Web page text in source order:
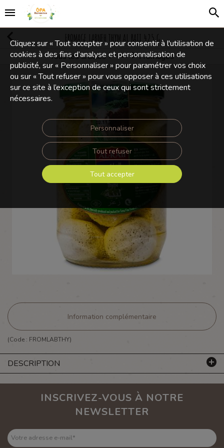
FROMAGE LABNEH THYM AL RAII 425 G
Tous les articles
Produits frais
Fromages
Information complémentaire
(Code : FROMLABTHY)
DESCRIPTION
Cliquez sur « Tout accepter » pour consentir à l'utilisation de
cookies à des fins d’analyse et personnalisation de
publicité, sur « Personnaliser » pour paramétrer vos choix
ou sur « Tout refuser » pour vous opposer à ces utilisations
sur ce site à l’exception de ceux qui sont strictement
nécessaires.
Personnaliser
Tout refuser
Tout accepter
INSCRIVEZ-VOUS À NOTRE
NEWSLETTER
Votre adresse e-mail*